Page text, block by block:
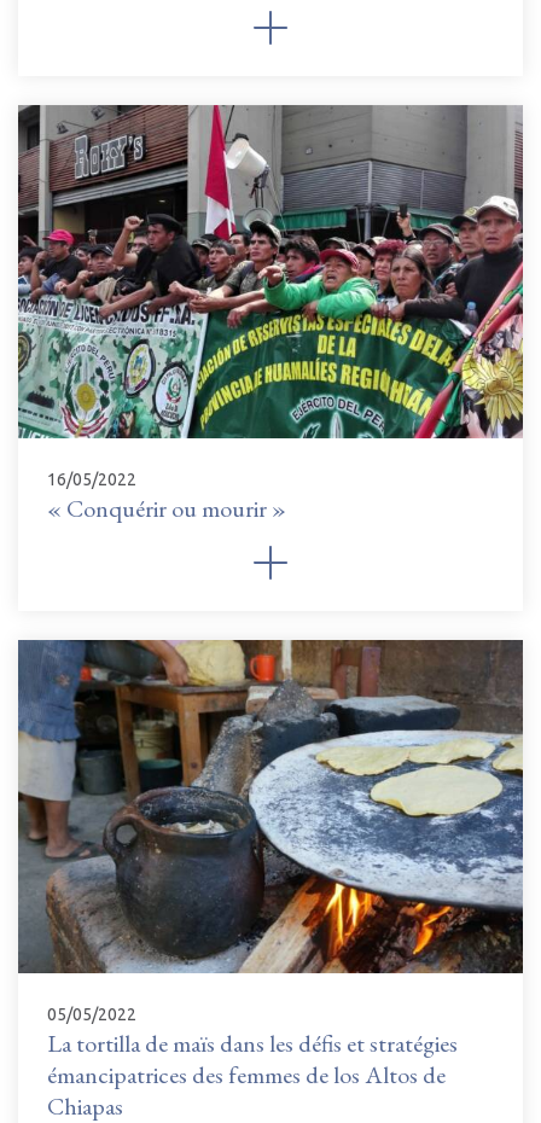
16/05/2022
« Conquérir ou mourir »
05/05/2022
La tortilla de maïs dans les défis et stratégies
émancipatrices des femmes de los Altos de
Chiapas